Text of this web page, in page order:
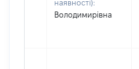
наявності):
Володимирівна